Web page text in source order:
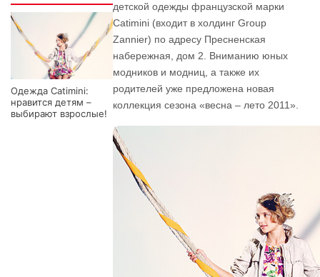
Одежда Catimini:
нравится детям –
выбирают взрослые!
детской одежды французской марки
Catimini (входит в холдинг Group
Zannier) по адресу Пресненская
набережная, дом 2. Вниманию юных
модников и модниц, а также их
родителей уже предложена новая
коллекция сезона «весна – лето 2011».